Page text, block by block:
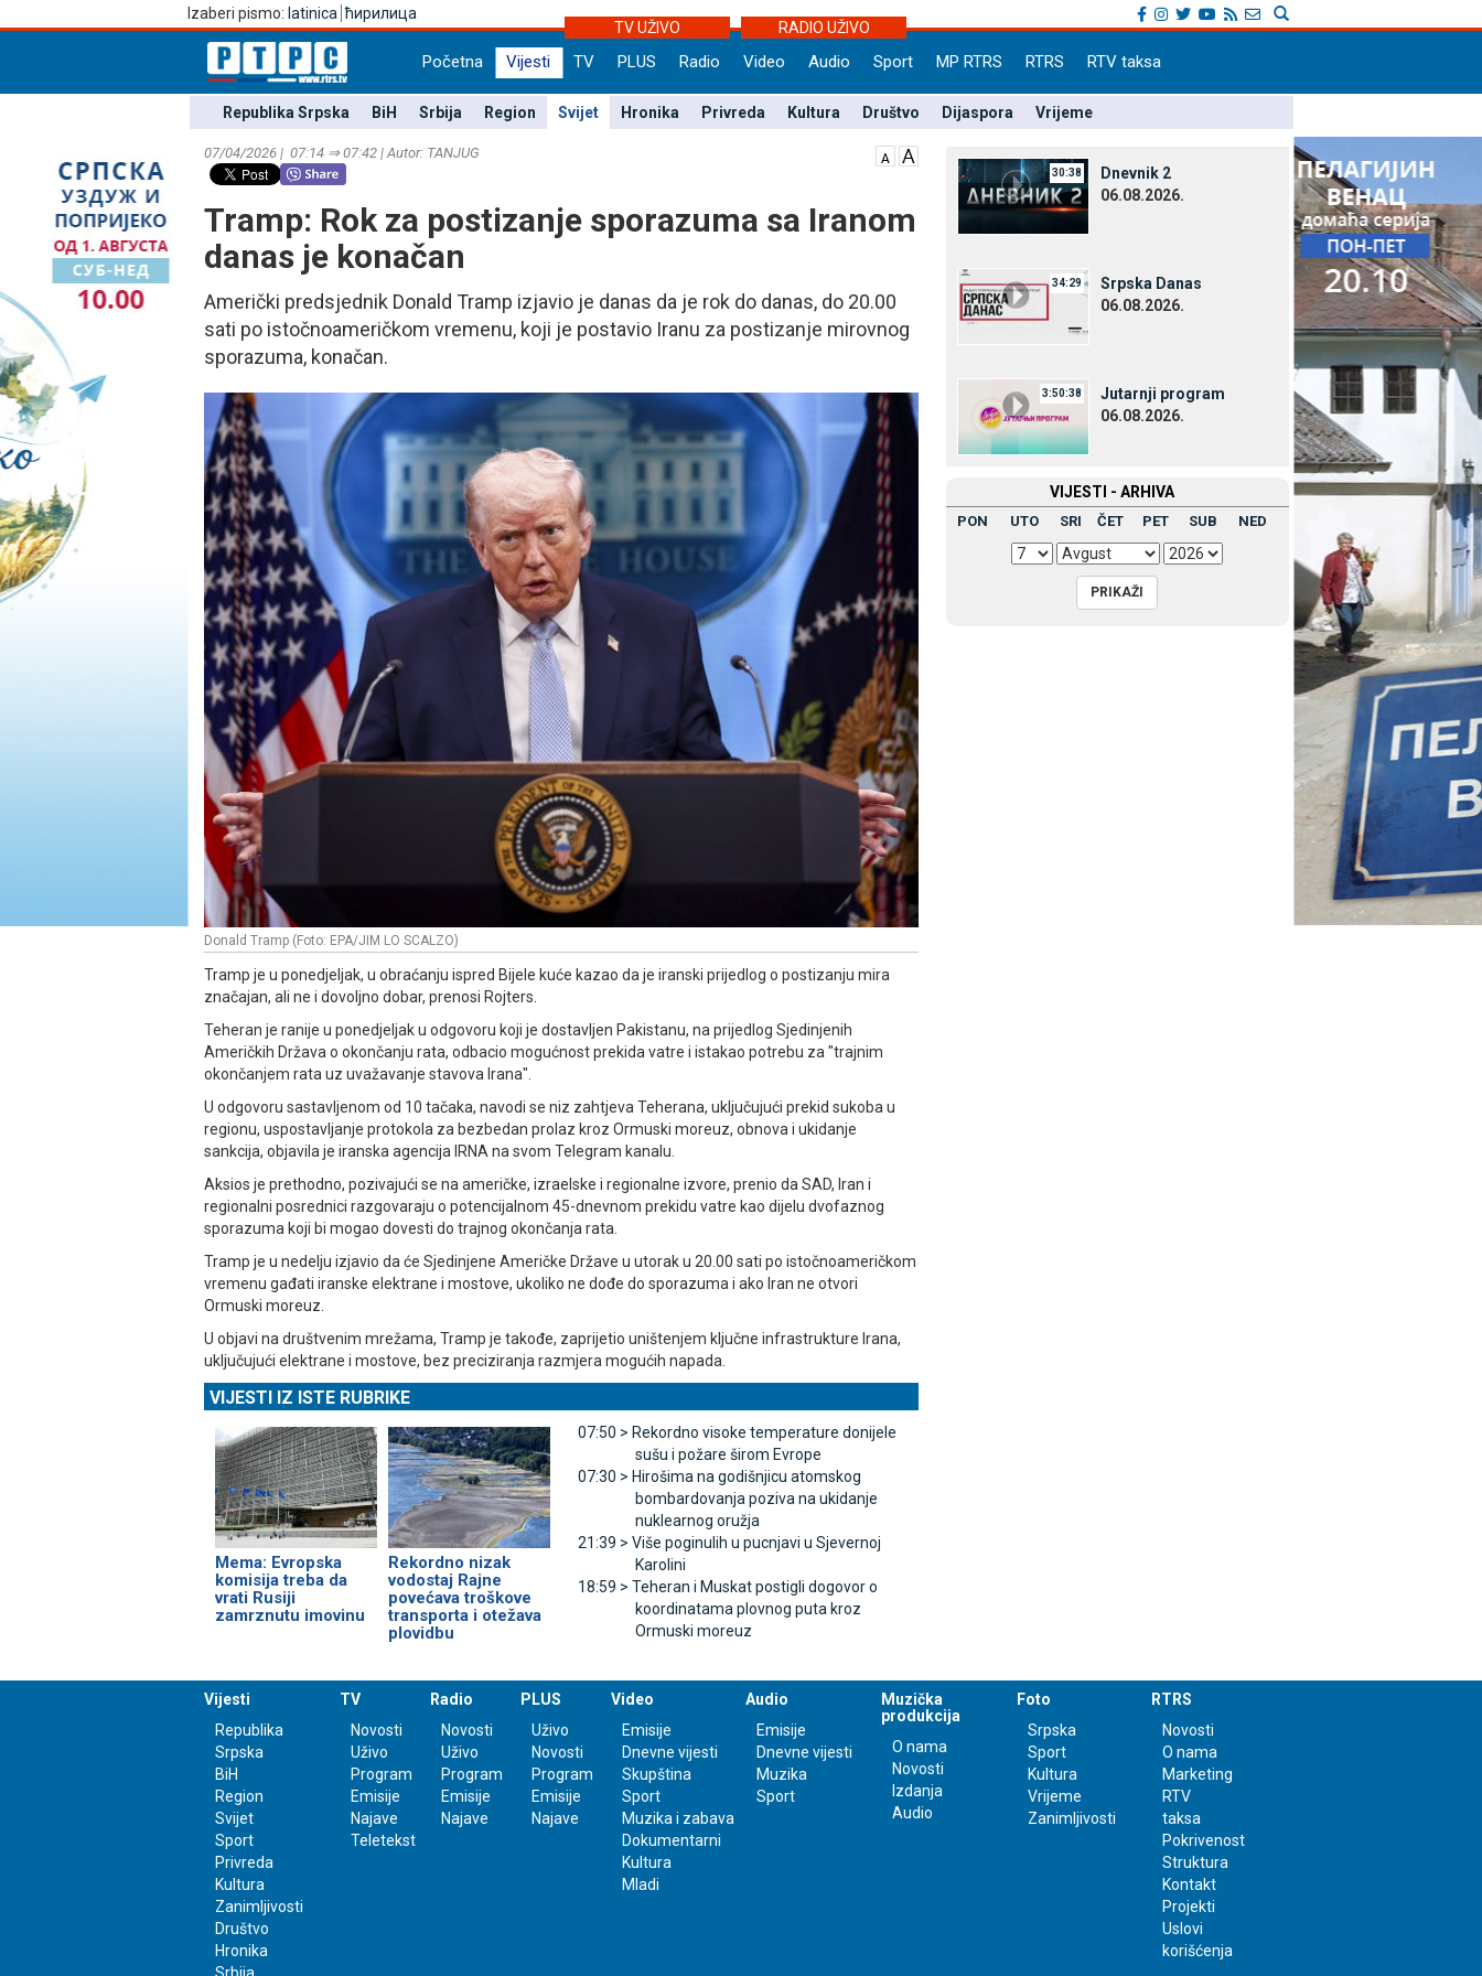
Izaberi pismo: latinica ћирилица
TV UŽIVO
RADIO UŽIVO
Početna Vijesti TV PLUS Radio Video Audio Sport MP RTRS RTRS RTV taksa
Republika Srpska BiH Srbija Region Svijet Hronika Privreda Kultura Društvo Dijaspora Vrijeme
07/04/2026 | 07:14 ⇒ 07:42 | Autor: TANЈUG
Tramp: Rok za postizanje sporazuma sa Iranom
danas je konačan
Američki predsjednik Donald Tramp izjavio je danas da je rok do danas, do 20.00
sati po istočnoameričkom vremenu, koji je postavio Iranu za postizanje mirovnog
sporazuma, konačan.
Donald Tramp (Foto: EPA/JIM LO SCALZO)
Tramp je u ponedjeljak, u obraćanju ispred Bijele kuće kazao da je iranski prijedlog o postizanju mira
značajan, ali ne i dovoljno dobar, prenosi Rojters.
Teheran je ranije u ponedjeljak u odgovoru koji je dostavljen Pakistanu, na prijedlog Sjedinjenih
Američkih Država o okončanju rata, odbacio mogućnost prekida vatre i istakao potrebu za "trajnim
okončanjem rata uz uvažavanje stavova Irana".
U odgovoru sastavljenom od 10 tačaka, navodi se niz zahtjeva Teherana, uključujući prekid sukoba u
regionu, uspostavljanje protokola za bezbedan prolaz kroz Ormuski moreuz, obnova i ukidanje
sankcija, objavila je iranska agencija IRNA na svom Telegram kanalu.
Aksios je prethodno, pozivajući se na američke, izraelske i regionalne izvore, prenio da SAD, Iran i
regionalni posrednici razgovaraju o potencijalnom 45-dnevnom prekidu vatre kao dijelu dvofaznog
sporazuma koji bi mogao dovesti do trajnog okončanja rata.
Tramp je u nedelju izjavio da će Sjedinjene Američke Države u utorak u 20.00 sati po istočnoameričkom
vremenu gađati iranske elektrane i mostove, ukoliko ne dođe do sporazuma i ako Iran ne otvori
Ormuski moreuz.
U objavi na društvenim mrežama, Tramp je takođe, zaprijetio uništenjem ključne infrastrukture Irana,
uključujući elektrane i mostove, bez preciziranja razmjera mogućih napada.
VIJESTI IZ ISTE RUBRIKE
Mema: Evropska
komisija treba da
vrati Rusiji
zamrznutu imovinu
Rekordno nizak
vodostaj Rajne
povećava troškove
transporta i otežava
plovidbu
07:50 > Rekordno visoke temperature donijele
sušu i požare širom Evrope
07:30 > Hirošima na godišnjicu atomskog
bombardovanja poziva na ukidanje
nuklearnog oružja
21:39 > Više poginulih u pucnjavi u Sjevernoj
Karolini
18:59 > Teheran i Muskat postigli dogovor o
koordinatama plovnog puta kroz
Ormuski moreuz
30:38
Dnevnik 2
06.08.2026.
34:29
Srpska Danas
06.08.2026.
3:50:38
Јutarnji program
06.08.2026.
VIЈESTI - ARHIVA
PON UTO SRI ČET PET SUB NED
Vijesti
Republika
Srpska
BiH
Region
Svijet
Sport
Privreda
Kultura
Zanimljivosti
Društvo
Hronika
TV
Novosti
Uživo
Program
Emisije
Najave
Teletekst
Radio
Novosti
Uživo
Program
Emisije
Najave
PLUS
Uživo
Novosti
Program
Emisije
Najave
Video
Emisije
Dnevne vijesti
Skupština
Sport
Muzika i zabava
Dokumentarni
Kultura
Mladi
Audio
Emisije
Dnevne vijesti
Muzika
Sport
Muzička
produkcija
O nama
Novosti
Izdanja
Audio
Foto
Srpska
Sport
Kultura
Vrijeme
Zanimljivosti
RTRS
Novosti
O nama
Marketing
RTV
taksa
Pokrivenost
Struktura
Kontakt
Projekti
Uslovi
korišćenja